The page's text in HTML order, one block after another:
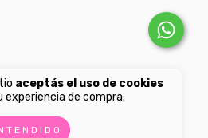
aceptás el uso de cookies
experiencia de compra.